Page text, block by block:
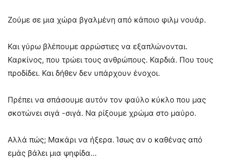
Ζούμε σε μια χώρα βγαλμένη από κάποιο φιλμ νουάρ.
Και γύρω βλέπουμε αρρώστιες να εξαπλώνονται.
Καρκίνος, που τρώει τους ανθρώπους. Καρδιά. Που τους
προδίδει. Και δήθεν δεν υπάρχουν ένοχοι.
Πρέπει να σπάσουμε αυτόν τον φαύλο κύκλο που μας
σκοτώνει σιγά -σιγά. Να ρίξουμε χρώμα στο μαύρο.
Αλλά πώς; Μακάρι να ήξερα. Ίσως αν ο καθένας από
εμάς βάλει μια ψηφίδα…